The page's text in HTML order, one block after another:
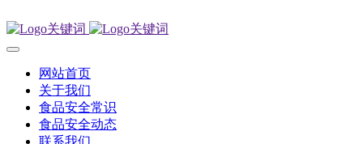
网站首页
关于我们
食品安全常识
食品安全动态
联系我们